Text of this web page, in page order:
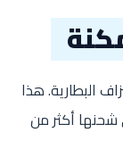
البطارية. هذا
شحنها أكثر من